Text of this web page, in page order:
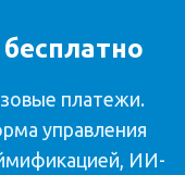
платежи.
управления
ИИ-